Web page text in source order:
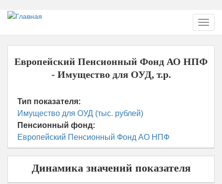
Перейти
основному
содержанию
Европейский Пенсионный Фонд АО НПФ
- Имущество для ОУД, т.р.
Тип показателя:
Имущество для ОУД (тыс. рублей)
Пенсионный фонд:
Европейский Пенсионный Фонд АО НПФ
Динамика значений показателя